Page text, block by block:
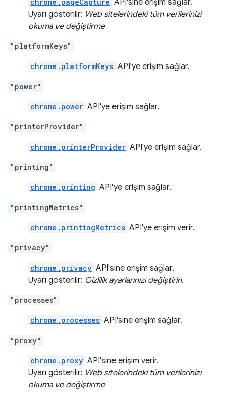
API'sine erişim sağlar.
Uyarı gösterilir: Web sitelerindeki tüm verilerinizi
okuma ve değiştirme
"platformKeys"
chrome.platformKeys API'ye erişim sağlar.
"power"
chrome.power API'ye erişim sağlar.
"printerProvider"
chrome.printerProvider API'ye erişim sağlar.
"printing"
chrome.printing API'ye erişim sağlar.
"printingMetrics"
chrome.printingMetrics API'ye erişim verir.
"privacy"
chrome.privacy API'sine erişim sağlar.
Uyarı gösterilir: Gizlilik ayarlarınızı değiştirin.
"processes"
chrome.processes API'sine erişim sağlar.
"proxy"
chrome.proxy API'sine erişim verir.
Uyarı gösterilir: Web sitelerindeki tüm verilerinizi
okuma ve değiştirme